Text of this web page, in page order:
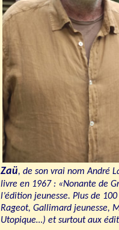
Zaü, de son vrai nom André
livre en 1967 : «Nonante de
l’édition jeunesse. Plus de
Rageot, Gallimard jeunesse,
Utopique…) et surtout aux